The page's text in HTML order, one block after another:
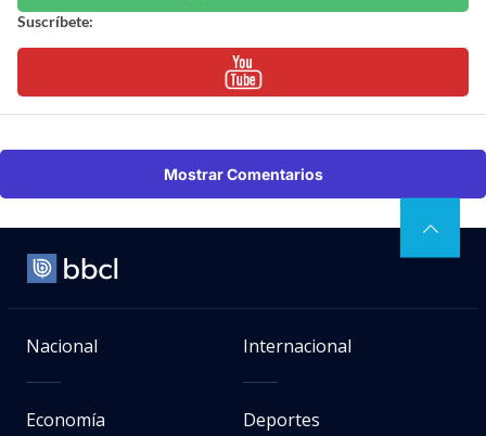
Suscríbete:
Mostrar Comentarios
Nacional Internacional
Economía Deportes